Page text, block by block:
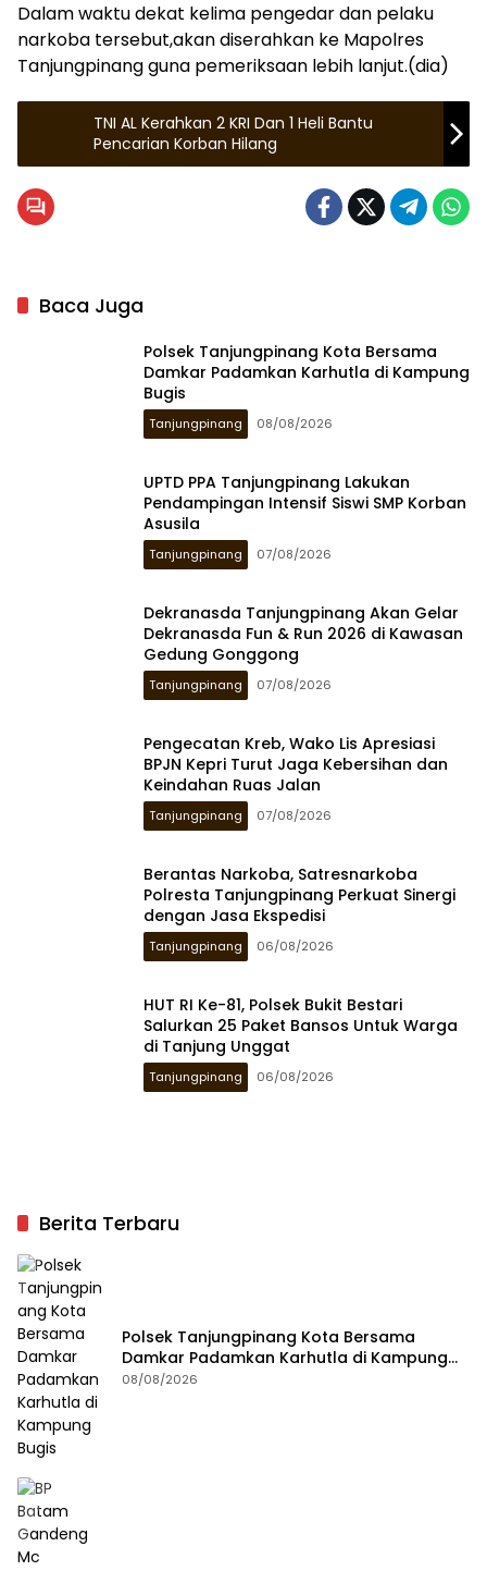
Dalam waktu dekat kelima pengedar dan pelaku
narkoba tersebut,akan diserahkan ke Mapolres
Tanjungpinang guna pemeriksaan lebih lanjut.(dia)
TNI AL Kerahkan 2 KRI Dan 1 Heli Bantu
Pencarian Korban Hilang
Baca Juga
Polsek Tanjungpinang Kota Bersama
Damkar Padamkan Karhutla di Kampung
Bugis
Tanjungpinang 08/08/2026
UPTD PPA Tanjungpinang Lakukan
Pendampingan Intensif Siswi SMP Korban
Asusila
Tanjungpinang 07/08/2026
Dekranasda Tanjungpinang Akan Gelar
Dekranasda Fun & Run 2026 di Kawasan
Gedung Gonggong
Tanjungpinang 07/08/2026
Pengecatan Kreb, Wako Lis Apresiasi
BPJN Kepri Turut Jaga Kebersihan dan
Keindahan Ruas Jalan
Tanjungpinang 07/08/2026
Berantas Narkoba, Satresnarkoba
Polresta Tanjungpinang Perkuat Sinergi
dengan Jasa Ekspedisi
Tanjungpinang 06/08/2026
HUT RI Ke-81, Polsek Bukit Bestari
Salurkan 25 Paket Bansos Untuk Warga
di Tanjung Unggat
Tanjungpinang 06/08/2026
Berita Terbaru
Polsek Tanjungpinang Kota Bersama
Damkar Padamkan Karhutla di Kampung
Bugis
08/08/2026